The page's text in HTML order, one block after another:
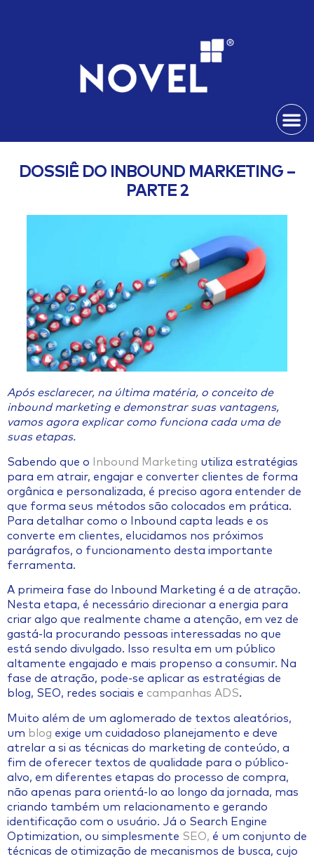
DOSSIÊ DO INBOUND MARKETING –
PARTE 2
Após esclarecer, na última matéria, o conceito de
inbound marketing e demonstrar suas vantagens,
vamos agora explicar como funciona cada uma de
suas etapas.
Sabendo que o Inbound Marketing utiliza estratégias
para em atrair, engajar e converter clientes de forma
orgânica e personalizada, é preciso agora entender de
que forma seus métodos são colocados em prática.
Para detalhar como o Inbound capta leads e os
converte em clientes, elucidamos nos próximos
parágrafos, o funcionamento desta importante
ferramenta.
A primeira fase do Inbound Marketing é a de atração.
Nesta etapa, é necessário direcionar a energia para
criar algo que realmente chame a atenção, em vez de
gastá-la procurando pessoas interessadas no que
está sendo divulgado. Isso resulta em um público
altamente engajado e mais propenso a consumir. Na
fase de atração, pode-se aplicar as estratégias de
blog, SEO, redes sociais e campanhas ADS.
Muito além de um aglomerado de textos aleatórios,
um blog exige um cuidadoso planejamento e deve
atrelar a si as técnicas do marketing de conteúdo, a
fim de oferecer textos de qualidade para o público-
alvo, em diferentes etapas do processo de compra,
não apenas para orientá-lo ao longo da jornada, mas
criando também um relacionamento e gerando
identificação com o usuário. Já o Search Engine
Optimization, ou simplesmente SEO, é um conjunto de
técnicas de otimização de mecanismos de busca, cujo